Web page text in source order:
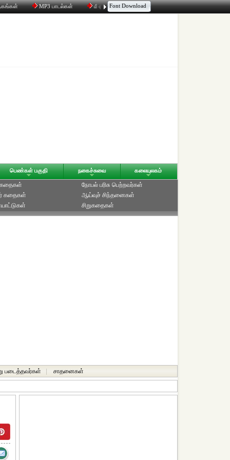
MP3 பாடல்கள் மின்னஞ்சல் திரட்டி உரையாடல்
Font Download
பெண்கள் பகுதி நகைச்சுவை கலையுலகம்
கதைகள்
கதைகள்
நோபல் பரிசு‎ பெற்றவர்‎கள்
ஆய்வுச் சிந்தனைகள்
சிறுகதைகள்
படைத்தவர்கள் சாதனைகள்‎